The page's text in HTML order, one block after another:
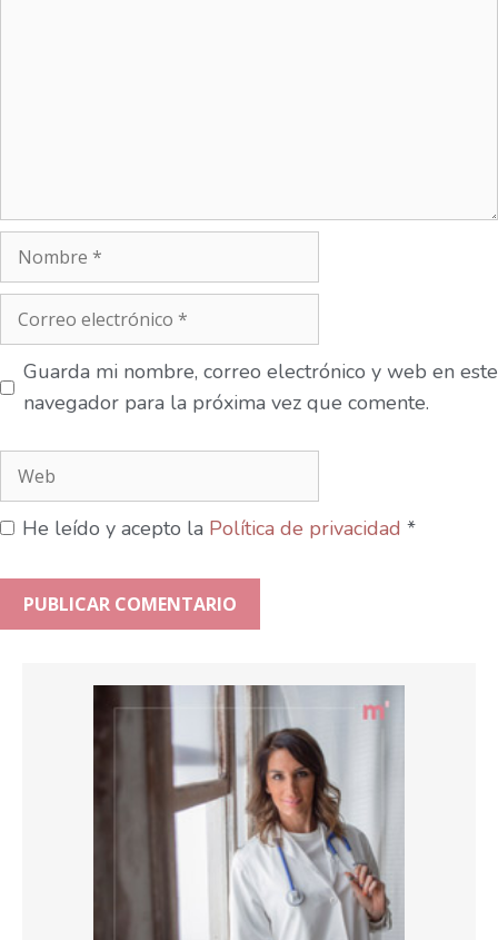
Guarda mi nombre, correo electrónico y web en este
navegador para la próxima vez que comente.
He leído y acepto la Política de privacidad *